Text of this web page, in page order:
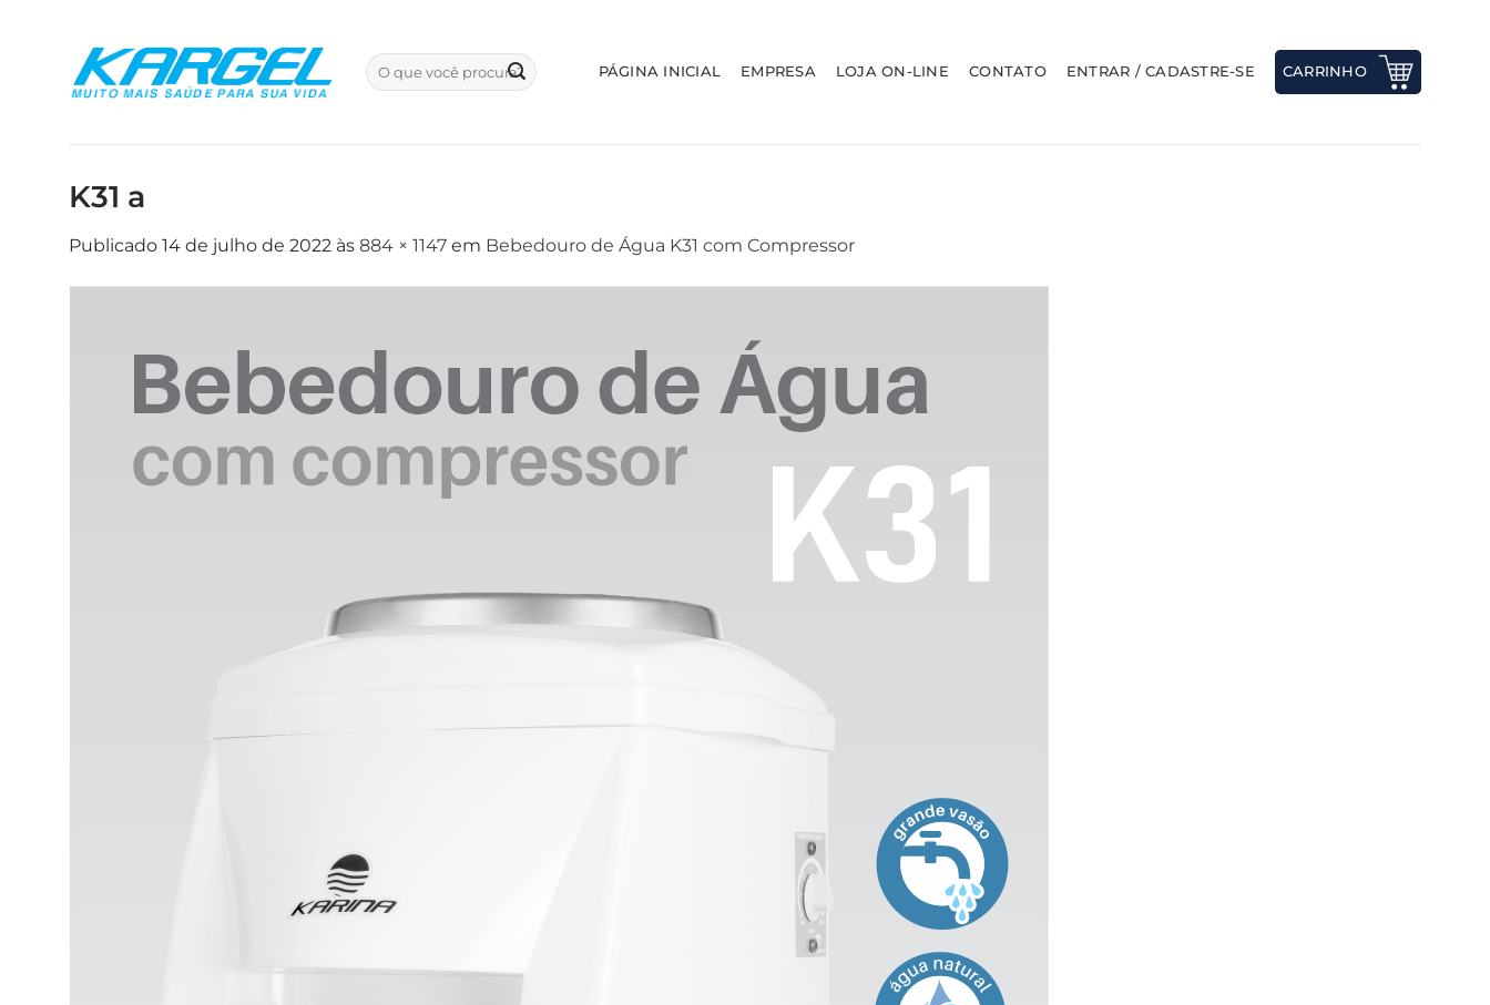
Pesquisar
por:
PÁGINA INICIAL EMPRESA LOJA ON-LINE CONTATO ENTRAR / CADASTRE-SE CARRINHO
K31 a
Publicado 14 de julho de 2022 às 884 × 1147 em Bebedouro de Água K31 com Compressor